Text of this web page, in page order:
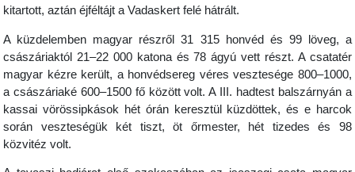
kitartott, aztán éjféltájt a Vadaskert felé hátrált.
A küzdelemben magyar részről 31 315 honvéd és 99 löveg, a
császáriaktól 21–22 000 katona és 78 ágyú vett részt. A csatatér
magyar kézre került, a honvédsereg véres vesztesége 800–1000,
a császáriaké 600–1500 fő között volt. A III. hadtest balszárnyán a
kassai vörössipkások hét órán keresztül küzdöttek, és e harcok
során veszteségük két tiszt, öt őrmester, hét tizedes és 98
közvitéz volt.